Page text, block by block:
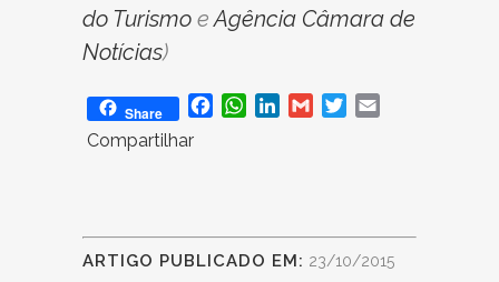
do Turismo eAgência Câmara de
Notícias)
Share Facebook
WhatsApp
LinkedInGmailTwitter
Compartilhar
ARTIGO PUBLICADO EM: 23/10/2015